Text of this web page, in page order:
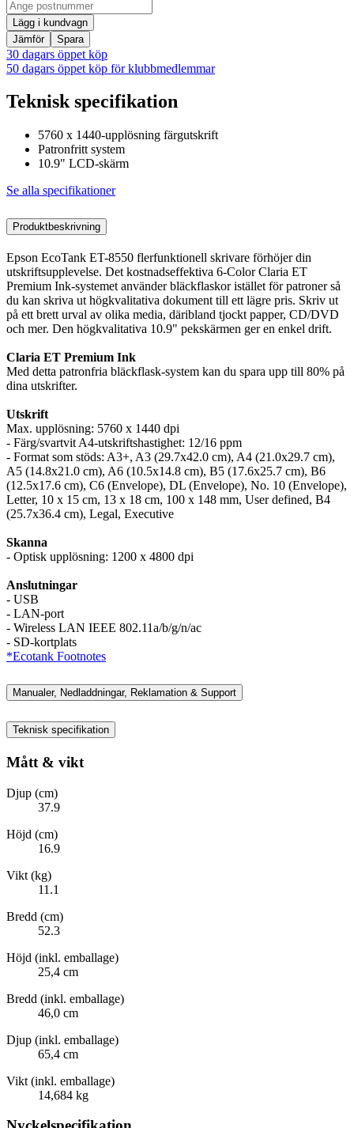
Lägg i kundvagn
Jämför
Spara
30 dagars öppet köp
50 dagars öppet köp för klubbmedlemmar
Teknisk specifikation
5760 x 1440-upplösning färgutskrift
Patronfritt system
10.9" LCD-skärm
Se alla specifikationer
Produktbeskrivning
Epson EcoTank ET-8550 flerfunktionell skrivare förhöjer din
utskriftsupplevelse. Det kostnadseffektiva 6-Color Claria ET
Premium Ink-systemet använder bläckflaskor istället för patroner så
du kan skriva ut högkvalitativa dokument till ett lägre pris. Skriv ut
på ett brett urval av olika media, däribland tjockt papper, CD/DVD
och mer. Den högkvalitativa 10.9" pekskärmen ger en enkel drift.
Claria ET Premium Ink
Med detta patronfria bläckflask-system kan du spara upp till 80% på
dina utskrifter.
Utskrift
Max. upplösning: 5760 x 1440 dpi
- Färg/svartvit A4-utskriftshastighet: 12/16 ppm
- Format som stöds: A3+, A3 (29.7x42.0 cm), A4 (21.0x29.7 cm),
A5 (14.8x21.0 cm), A6 (10.5x14.8 cm), B5 (17.6x25.7 cm), B6
(12.5x17.6 cm), C6 (Envelope), DL (Envelope), No. 10 (Envelope),
Letter, 10 x 15 cm, 13 x 18 cm, 100 x 148 mm, User defined, B4
(25.7x36.4 cm), Legal, Executive
Skanna
- Optisk upplösning: 1200 x 4800 dpi
Anslutningar
- USB
- LAN-port
- Wireless LAN IEEE 802.11a/b/g/n/ac
- SD-kortplats
*Ecotank Footnotes
Manualer, Nedladdningar, Reklamation & Support
Teknisk specifikation
Mått & vikt
Djup (cm)
37.9
Höjd (cm)
16.9
Vikt (kg)
11.1
Bredd (cm)
52.3
Höjd (inkl. emballage)
25,4 cm
Bredd (inkl. emballage)
46,0 cm
Djup (inkl. emballage)
65,4 cm
Vikt (inkl. emballage)
14,684 kg